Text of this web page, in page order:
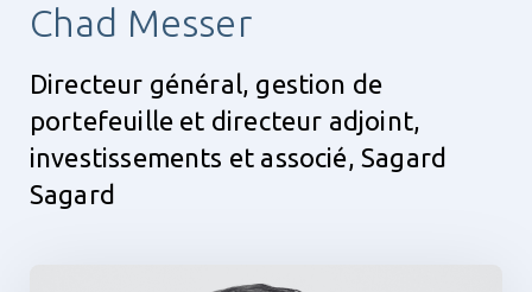
Chad Messer
Directeur général, gestion de
portefeuille et directeur adjoint,
investissements et associé, Sagard
Sagard